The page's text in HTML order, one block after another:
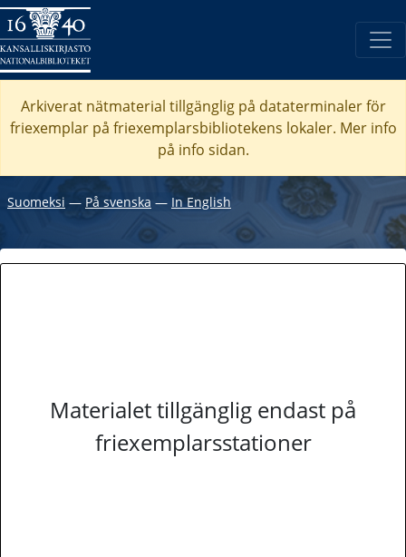
Arkiverat nätmaterial tillgänglig på dataterminaler för
friexemplar på friexemplarsbibliotekens lokaler. Mer info
på info sidan.
Suomeksi ― På svenska ― In English
Materialet tillgänglig endast på
friexemplarsstationer